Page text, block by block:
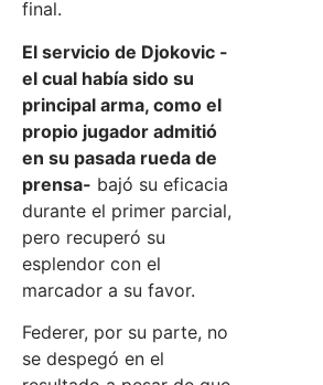
final.
El servicio de Djokovic -
el cual había sido su
principal arma, como el
propio jugador admitió
en su pasada rueda de
prensa- bajó su eficacia
durante el primer parcial,
pero recuperó su
esplendor con el
marcador a su favor.
Federer, por su parte, no
se despegó en el